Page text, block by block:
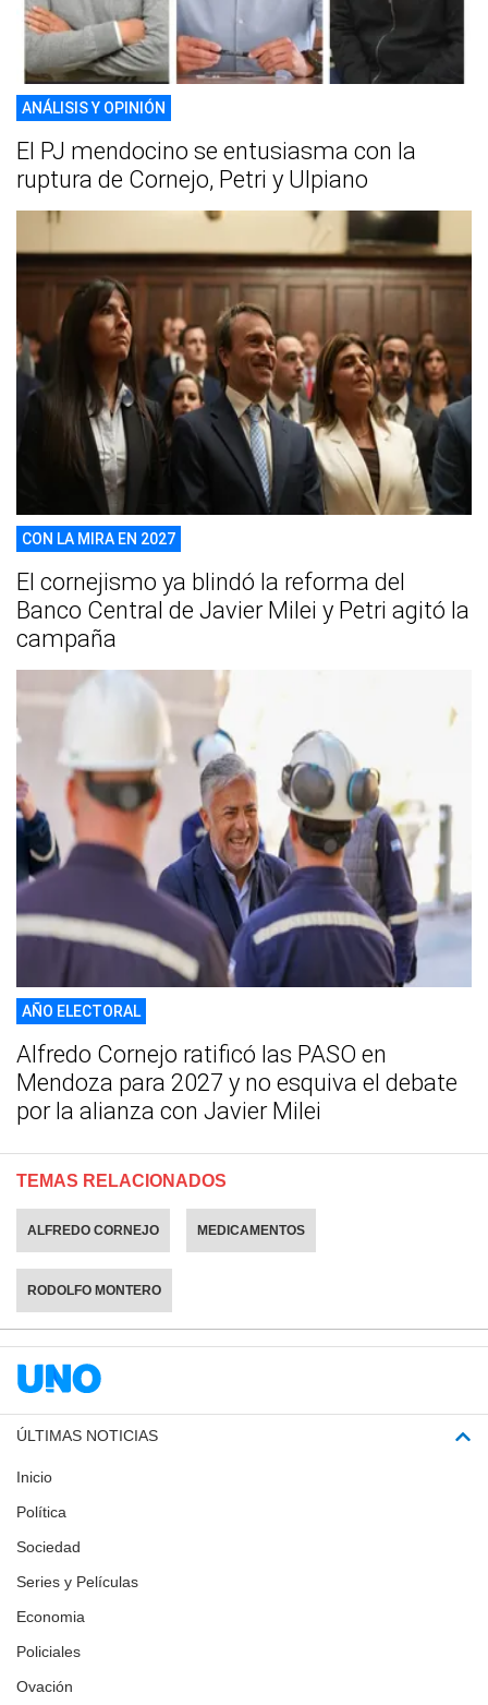
ANÁLISIS Y OPINIÓN
El PJ mendocino se entusiasma con la
ruptura de Cornejo, Petri y Ulpiano
CON LA MIRA EN 2027
El cornejismo ya blindó la reforma del
Banco Central de Javier Milei y Petri agitó la
campaña
AÑO ELECTORAL
Alfredo Cornejo ratificó las PASO en
Mendoza para 2027 y no esquiva el debate
por la alianza con Javier Milei
TEMAS RELACIONADOS
ALFREDO CORNEJO MEDICAMENTOS
RODOLFO MONTERO
ÚLTIMAS NOTICIAS
Inicio
Política
Sociedad
Series y Películas
Economia
Policiales
Ovación